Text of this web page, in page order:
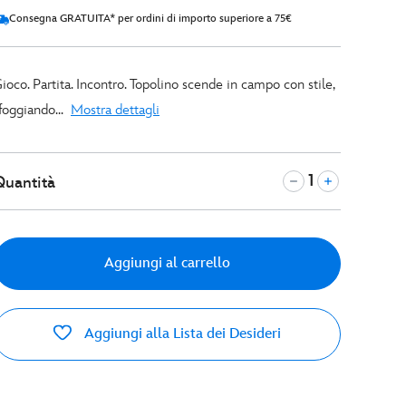
Consegna GRATUITA* per ordini di importo superiore a 75€
Partita. Incontro. Topolino scende in campo con stile,
Mostra dettagli
Aggiungi al carrello
Aggiungi alla Lista dei Desideri